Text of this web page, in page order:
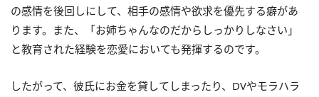
の感情を後回しにして、相手の感情や欲求を優先する癖があ
ります。また、「お姉ちゃんなのだからしっかりしなさい」
と教育された経験を恋愛においても発揮するのです。
したがって、彼氏にお金を貸してしまったり、DVやモラハラ